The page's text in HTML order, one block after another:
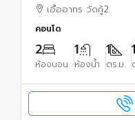
เอื้ออาทร วัดกู้2
คอนโด
2
ห้องนอน
1
ห้องน้ำ
1
ตร.ม.
1